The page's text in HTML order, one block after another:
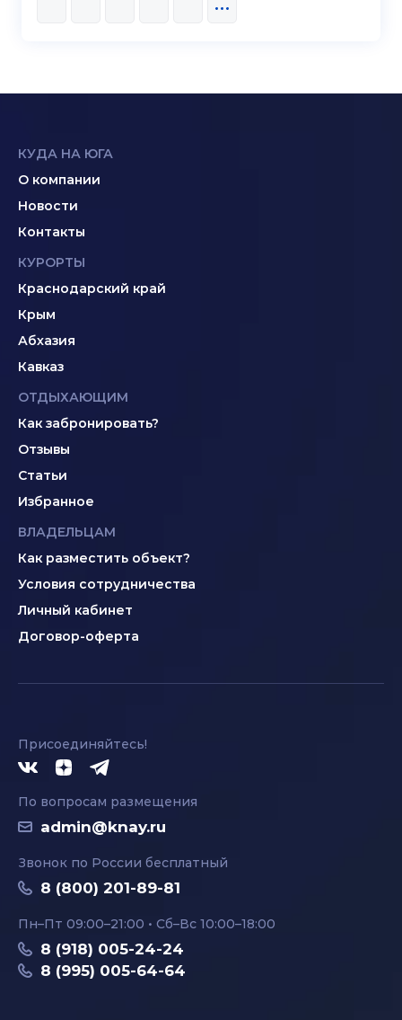
КУДА НА ЮГА
О компании
Новости
Контакты
КУРОРТЫ
Краснодарский край
Крым
Абхазия
Кавказ
ОТДЫХАЮЩИМ
Как забронировать?
Отзывы
Статьи
Избранное
ВЛАДЕЛЬЦАМ
Как разместить объект?
Условия сотрудничества
Личный кабинет
Договор-оферта
Присоединяйтесь!
По вопросам размещения
admin@knay.ru
Звонок по России бесплатный
8 (800) 201-89-81
Пн–Пт 09:00–21:00 • Сб–Вс 10:00–18:00
8 (918) 005-24-24
8 (995) 005-64-64